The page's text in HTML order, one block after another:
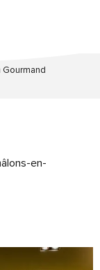
Gourmand
en-